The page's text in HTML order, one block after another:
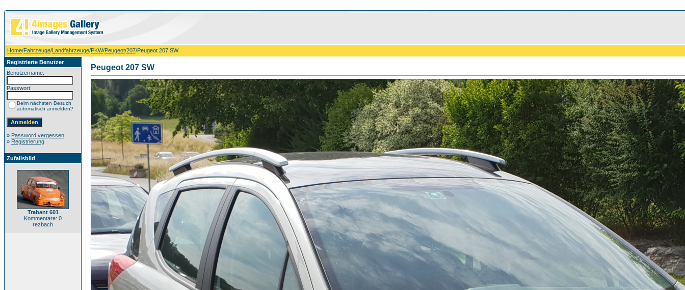
Home/Fahrzeuge/Landfahrzeuge/PKW/Peugeot/207/Peugeot 207 SW
Registrierte Benutzer
Benutzername:
Passwort:
Beim nächsten Besuch
automatisch anmelden?
» Password vergessen
» Registrierung
Zufallsbild
Trabant 601
Kommentare: 0
rezbach
Peugeot 207 SW